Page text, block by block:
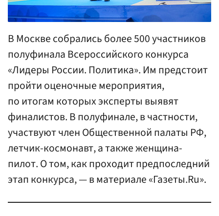
В Москве собрались более 500 участников
полуфинала Всероссийского конкурса
«Лидеры России. Политика». Им предстоит
пройти оценочные мероприятия,
по итогам которых эксперты выявят
финалистов. В полуфинале, в частности,
участвуют член Общественной палаты РФ,
летчик-космонавт, а также женщина-
пилот. О том, как проходит предпоследний
этап конкурса, — в материале «Газеты.Ru».